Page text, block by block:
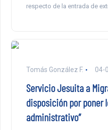
respecto de la entrada de
Tomás González F. 04-
Servicio Jesuita a
disposición por poner
administrativo”